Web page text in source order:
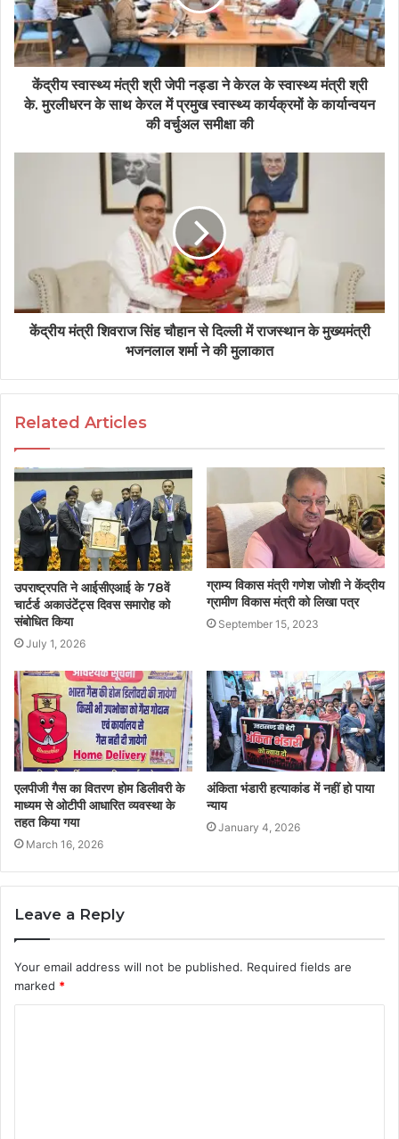
केंद्रीय स्वास्थ्य मंत्री श्री जेपी नड्डा ने केरल के स्वास्थ्य मंत्री श्री
के. मुरलीधरन के साथ केरल में प्रमुख स्वास्थ्य कार्यक्रमों के कार्यान्वयन
की वर्चुअल समीक्षा की
केंद्रीय मंत्री शिवराज सिंह चौहान से दिल्ली में राजस्थान के मुख्यमंत्री
भजनलाल शर्मा ने की मुलाकात
Related Articles
उपराष्ट्रपति ने आईसीएआई के 78वें
चार्टर्ड अकाउंटेंट्स दिवस समारोह को
संबोधित किया
July 1, 2026
ग्राम्य विकास मंत्री गणेश जोशी ने केंद्रीय
ग्रामीण विकास मंत्री को लिखा पत्र
September 15, 2023
एलपीजी गैस का वितरण होम डिलीवरी के
माध्यम से ओटीपी आधारित व्यवस्था के
तहत किया गया
March 16, 2026
अंकिता भंडारी हत्याकांड में नहीं हो पाया
न्याय
January 4, 2026
Leave a Reply
Your email address will not be published. Required fields are
marked *